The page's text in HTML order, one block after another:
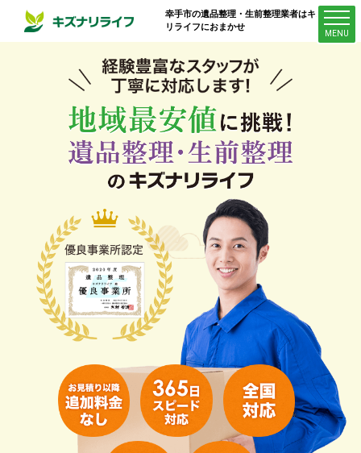
幸手市の遺品整理・生前整理業者はキズナ
リライフにおまかせ